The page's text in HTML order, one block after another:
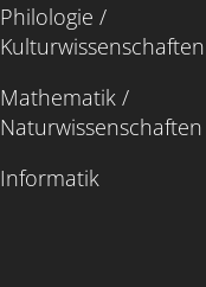
Philologie /
Kulturwissenschaften
Mathematik /
Naturwissenschaften
Informatik